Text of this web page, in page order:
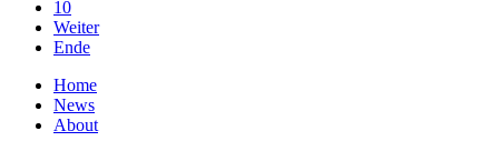
10
Weiter
Ende
Home
News
About